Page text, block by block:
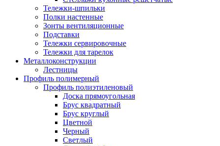
Тележки-шпильки
Полки настенные
Зонты вентиляционные
Подставки
Тележки сервировочные
Тележки для тарелок
Металлоконструкции
Лестницы
Профиль полимерный
Профиль полиэтиленовый
Доска прямоугольная
Брус квадратный
Брус круглый
Цветной
Черный
Светлый